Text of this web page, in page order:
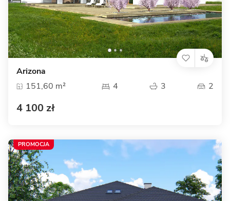
Arizona
151,60 m²
4 3 2
4 100 zł
PROMOCJA